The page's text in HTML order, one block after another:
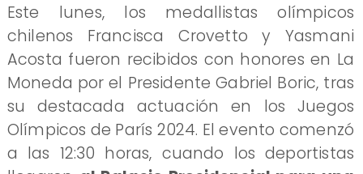
Este lunes, los medallistas olímpicos
chilenos Francisca Crovetto y Yasmani
Acosta fueron recibidos con honores en La
Moneda por el Presidente Gabriel Boric, tras
su destacada actuación en los Juegos
Olímpicos de París 2024. El evento comenzó
a las 12:30 horas, cuando los deportistas